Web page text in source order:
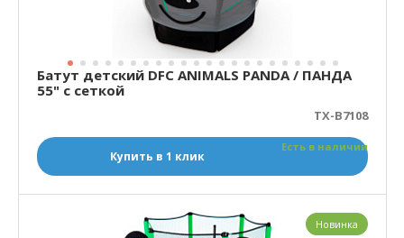
Батут детский DFC ANIMALS PANDA / ПАНДА
55" с сеткой
TX-B7108
Есть в наличии
Купить в 1 клик
Новинка